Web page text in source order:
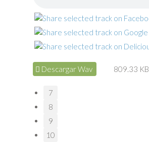
Descargar Wav 809.33 KB
7
8
9
10